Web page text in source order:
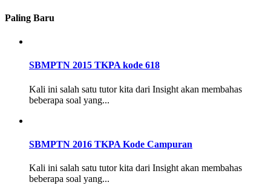
Paling Baru
SBMPTN 2015 TKPA kode 618
Kali ini salah satu tutor kita dari Insight akan membahas
beberapa soal yang...
SBMPTN 2016 TKPA Kode Campuran
Kali ini salah satu tutor kita dari Insight akan membahas
beberapa soal yang...